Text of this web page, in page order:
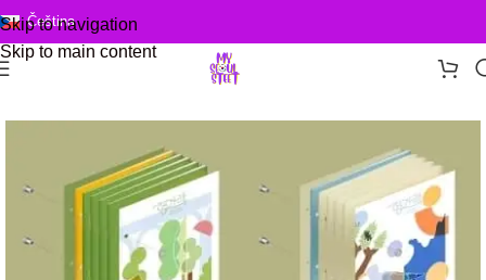
Skip to navigation
Skip to main content
Čeština